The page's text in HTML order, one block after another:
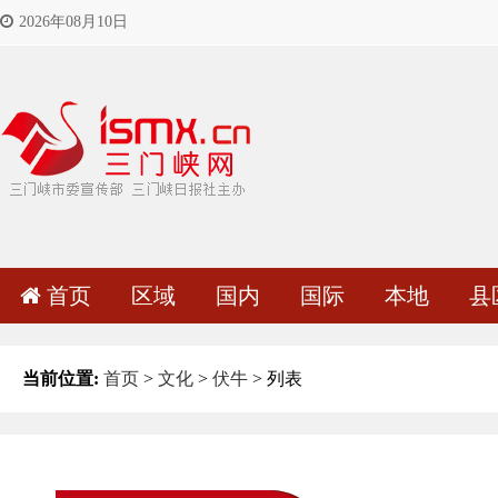
2026年08月10日
首页 区域 国内 国际 本地 县
当前位置: 首页 > 文化 > 伏牛 > 列表